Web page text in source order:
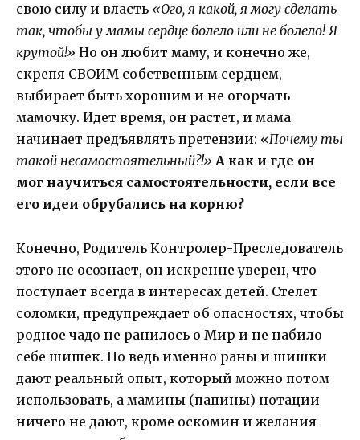
свою силу и власть «Ого, я какой, я могу сделать
так, чтобы у мамы сердце болело или не болело! Я
крутой!» Но он любит маму, и конечно же,
скрепя СВОИМ собственным сердцем,
выбирает быть хорошим и не огорчать
мамочку. Идет время, он растет, и мама
начинает предъявлять претензии: «Почему ты
такой несамостоятельный?!» А как и где он
мог научиться самостоятельности, если все
его идеи обрубались на корню?
Конечно, Родитель Контролер-Преследователь
этого не осознает, он искренне уверен, что
поступает всегда в интересах детей. Стелет
соломки, предупреждает об опасностях, чтобы
родное чадо не ранилось о Мир и не набило
себе шишек. Но ведь именно раны и шишки
дают реальный опыт, который можно потом
использовать, а мамины (папины) нотации
ничего не дают, кроме оскомин и желания